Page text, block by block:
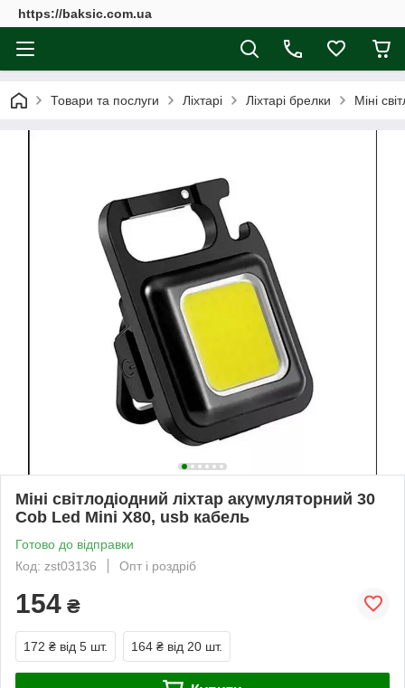
https://baksic.com.ua
Товари та послуги Ліхтарі Ліхтарі брелки Міні
Міні світлодіодний ліхтар акумуляторний 30
Cob Led Mini X80, usb кабель
Готово до відправки
Код: zst03136
Опт і роздріб
154 ₴
172 ₴ від 5 шт. 164 ₴ від 20 шт.